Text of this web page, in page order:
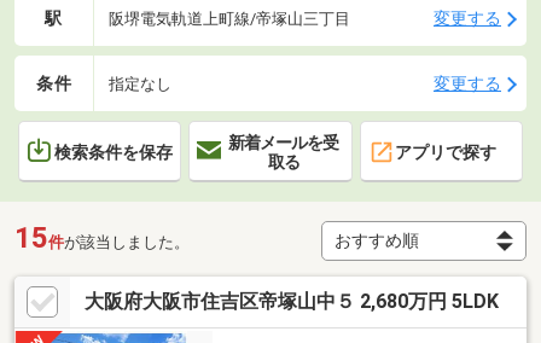
駅 阪堺電気軌道上町線/帝塚山三丁目 変更する
条件 指定なし 変更する
検索条件を保存
新着メールを受
取る
アプリで探す
15件が該当しました。
大阪府大阪市住吉区帝塚山中５ 2,680万円 5LDK